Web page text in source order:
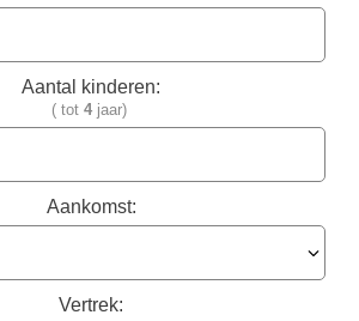
Aantal kinderen:
( tot 4jaar)
Aankomst:
Vertrek: